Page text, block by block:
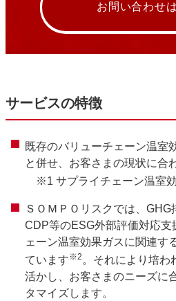
お問い合わせ
サービスの特徴
既存のバリューチェーン温室
と併せ、お客さまの現状に合
※1 サプライチェーン温室
ＳＯＭＰＯリスクでは、 GHG
CDP等のESG外部評価対応支
ェーン温室効果ガスに関連す
ています※2。それにより培わ
活かし、お客さまのニーズに
タマイズします。